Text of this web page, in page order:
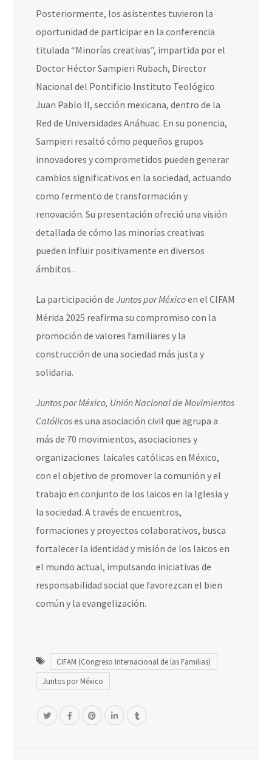
Posteriormente, los asistentes tuvieron la
oportunidad de participar en la conferencia
titulada “Minorías creativas”, impartida por el
Doctor Héctor Sampieri Rubach, Director
Nacional del Pontificio Instituto Teológico
Juan Pablo II, sección mexicana, dentro de la
Red de Universidades Anáhuac. En su ponencia,
Sampieri resaltó cómo pequeños grupos
innovadores y comprometidos pueden generar
cambios significativos en la sociedad, actuando
como fermento de transformación y
renovación. Su presentación ofreció una visión
detallada de cómo las minorías creativas
pueden influir positivamente en diversos
ámbitos .
La participación deJuntos por Méxicoen el CIFAM
Mérida 2025 reafirma su compromiso con la
promoción de valores familiares y la
construcción de una sociedad más justa y
solidaria.
Juntos por México, Unión Nacional de Movimientos
Católicoses una asociación civil que agrupa a
más de 70 movimientos, asociaciones y
organizaciones laicales católicas en México,
con el objetivo de promover la comunión y el
trabajo en conjunto de los laicos en la Iglesia y
la sociedad. A través de encuentros,
formaciones y proyectos colaborativos, busca
fortalecer la identidad y misión de los laicos en
el mundo actual, impulsando iniciativas de
responsabilidad social que favorezcan el bien
común y la evangelización.
CIFAM (Congreso Internacional de las Familias)
Juntos por México